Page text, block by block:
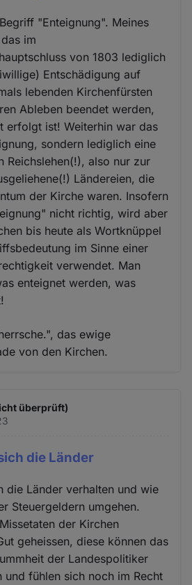
"Enteignung". Meines
im
von 1803 lediglich
Entschädigung auf
lebenden Kirchenfürsten
Ableben beendet werden,
erfolgt ist! Weiterhin war das
sondern lediglich eine
Reichslehen(!), also nur zur
Ländereien, die
der Kirche waren. Insofern
nicht richtig, wird aber
bis heute als Wortknüppel
im Sinne einer
verwendet. Man
enteignet werden, was
das ewige
von den Kirchen.
überprüft)
die Länder
die Länder verhalten und wie
Steuergeldern umgehen.
der Kirchen
geheissen, diese können das
der Landespolitiker
und fühlen sich noch im Recht